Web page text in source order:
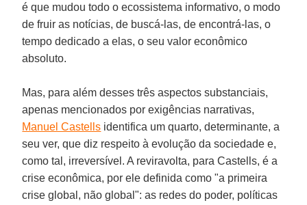
é que mudou todo o ecossistema informativo, o modo
de fruir as notícias, de buscá-las, de encontrá-las, o
tempo dedicado a elas, o seu valor econômico
absoluto.
Mas, para além desses três aspectos substanciais,
apenas mencionados por exigências narrativas,
Manuel Castells identifica um quarto, determinante, a
seu ver, que diz respeito à evolução da sociedade e,
como tal, irreversível. A reviravolta, para Castells, é a
crise econômica, por ele definida como "a primeira
crise global, não global": as redes do poder, políticas